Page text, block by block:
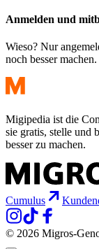
Anmelden und
Wieso? Nur
noch besser machen.
Migipedia ist die
sie gratis, stelle und
besser zu machen.
Cumulus
© 2026 Migros-